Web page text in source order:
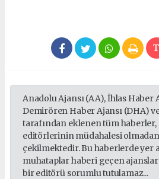
Anadolu Ajansı (AA), İhlas Haber
Demirören Haber Ajansı (DHA)
tarafından eklenen tüm
editörlerinin müdahalesi
çekilmektedir. Bu haberlerde yer
muhataplar haberi geçen
bir editörü sorumlu tutulamaz...